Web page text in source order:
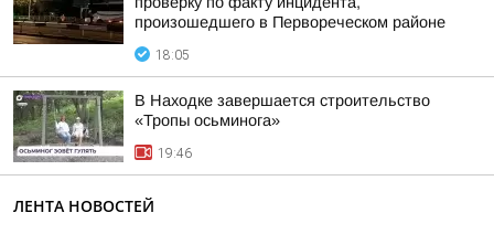
произошедшего в Первореческом районе
18:05
В Находке завершается строительство
«Тропы осьминога»
19:46
ЛЕНТА НОВОСТЕЙ